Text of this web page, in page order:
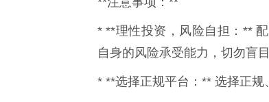
* **理性投资，风险自担：**
自身的风险承受能力，切勿盲目
* **选择正规平台：** 选择正规